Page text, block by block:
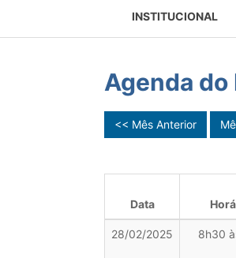
INSTITUCIONAL
Agenda
<< Mês Anterior
Data
28/02/2025 8h30